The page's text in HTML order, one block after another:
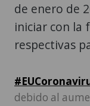
de enero de
iniciar con la
respectivas
debido al